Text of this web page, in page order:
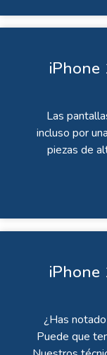
iPhone
Las
incluso por
piezas de
iPhone
¿Has
Puede que